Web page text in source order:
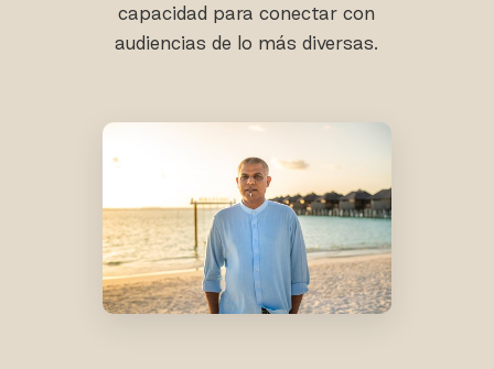
capacidad para conectar con
audiencias de lo más diversas.